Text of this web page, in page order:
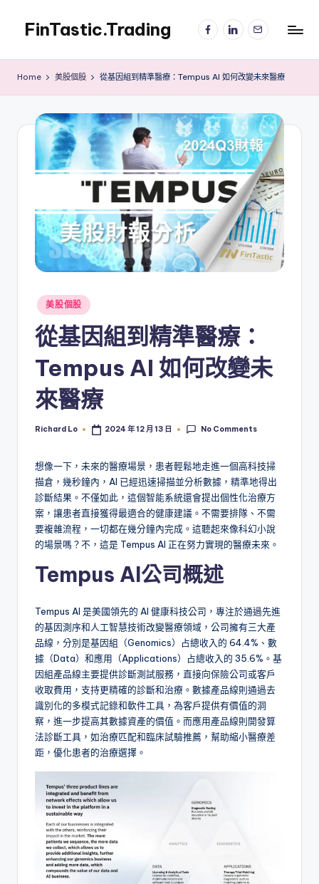
content
FinTastic.Trading
美
FacebookLinkedIn
電
子
Home 美股個股 從基因組到精準醫療：Tempus AI 如何改變未來醫療
Posted
in
美股個股
從基因組到精準醫療：
Tempus AI 如何改變未
來醫療
Posted
Richard Lo 2024 年 12 月 13 日 No Comments
想像一下，未來的醫療場景，患者輕鬆地走進一個高科技掃
描倉，幾秒鐘內，AI 已經迅速掃描並分析數據，精準地得出
診斷結果。不僅如此，這個智能系統還會提出個性化治療方
案，讓患者直接獲得最適合的健康建議。不需要排隊、不需
要複雜流程，一切都在幾分鐘內完成。這聽起來像科幻小說
的場景嗎？不，這是 Tempus AI 正在努力實現的醫療未來。
Tempus AI公司概述
Tempus AI 是美國領先的 AI 健康科技公司，專注於通過先進
的基因測序和人工智慧技術改變醫療領域，公司擁有三大產
品線，分別是基因組（Genomics）占總收入的 64.4%、數
據（Data）和應用（Applications）占總收入的 35.6%。基
因組產品線主要提供診斷測試服務，直接向保險公司或客戶
收取費用，支持更精確的診斷和治療。數據產品線則通過去
識別化的多模式記錄和軟件工具，為客戶提供有價值的洞
察，進一步提高其數據資產的價值。而應用產品線則開發算
法診斷工具，如治療匹配和臨床試驗推薦，幫助縮小醫療差
距，優化患者的治療選擇。